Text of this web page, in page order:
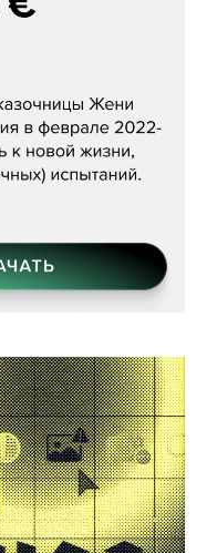
о войне»